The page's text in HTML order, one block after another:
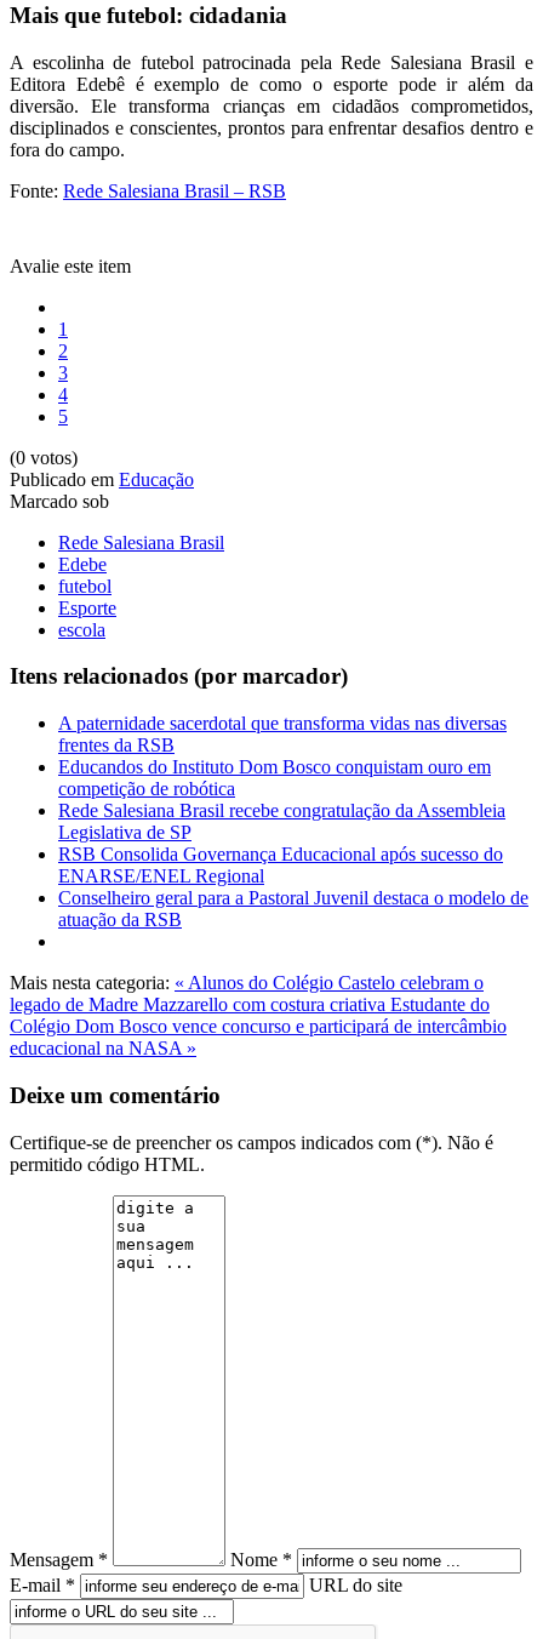
Mais que futebol: cidadania
A escolinha de futebol patrocinada pela Rede Salesiana Brasil e
Editora Edebê é exemplo de como o esporte pode ir além da
diversão. Ele transforma crianças em cidadãos comprometidos,
disciplinados e conscientes, prontos para enfrentar desafios dentro e
fora do campo.
Fonte: Rede Salesiana Brasil – RSB
Avalie este item
1
2
3
4
5
(0 votos)
Publicado em Educação
Marcado sob
Rede Salesiana Brasil
Edebe
futebol
Esporte
escola
Itens relacionados (por marcador)
A paternidade sacerdotal que transforma vidas nas diversas
frentes da RSB
Educandos do Instituto Dom Bosco conquistam ouro em
competição de robótica
Rede Salesiana Brasil recebe congratulação da Assembleia
Legislativa de SP
RSB Consolida Governança Educacional após sucesso do
ENARSE/ENEL Regional
Conselheiro geral para a Pastoral Juvenil destaca o modelo de
atuação da RSB
Mais nesta categoria: « Alunos do Colégio Castelo celebram o
legado de Madre Mazzarello com costura criativa Estudante do
Colégio Dom Bosco vence concurso e participará de intercâmbio
educacional na NASA »
Deixe um comentário
Certifique-se de preencher os campos indicados com (*). Não é
permitido código HTML.
Mensagem *
Nome *
E-mail *
URL do site